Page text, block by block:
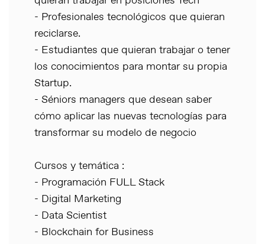
- Profesionales tecnológicos que quieran
reciclarse.
- Estudiantes que quieran trabajar o tener
los conocimientos para montar su propia
Startup.
- Séniors managers que desean saber
cómo aplicar las nuevas tecnologías para
transformar su modelo de negocio
Cursos y temática :
- Programación FULL Stack
- Digital Marketing
- Data Scientist
- Blockchain for Business